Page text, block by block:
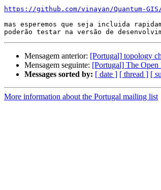
https://github.com/vinayan/Quantum-
mas esperemos que seja incluida
Mensagem anterior: [Portugal] topology
Mensagem seguinte: [Portugal] The
Messages sorted by: [ date ] [ thread ] [
More information about the Portugal mailing list